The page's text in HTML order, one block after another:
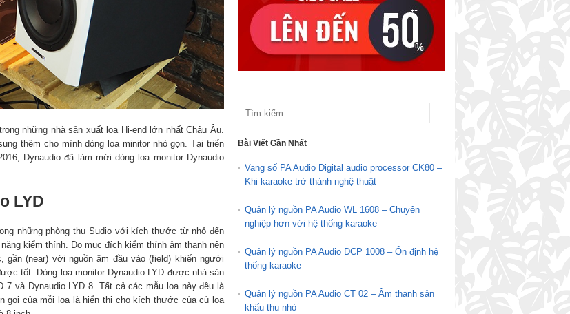
những nhà sản xuất loa Hi-end lớn nhất Châu Âu.
thêm cho mình dòng loa minitor nhỏ gọn. Tại triển
Dynaudio đã làm mới dòng loa monitor Dynaudio
LYD
những phòng thu Sudio với kích thước từ nhỏ đến
kiểm thính. Do mục đích kiểm thính âm thanh nên
(near) với nguồn âm đầu vào (field) khiến người
tốt. Dòng loa monitor Dynaudio LYD được nhà sản
7 và Dynaudio LYD 8. Tất cả các mẫu loa này đều là
gọi của mỗi loa là hiển thị cho kích thước của củ loa
Bài Viết Gần Nhất
Vang số PA Audio Digital audio processor CK80 –
Khi karaoke trở thành nghệ thuật
Quản lý nguồn PA Audio WL 1608 – Chuyên
nghiệp hơn với hệ thống karaoke
Quản lý nguồn PA Audio DCP 1008 – Ổn định hệ
thống karaoke
Quản lý nguồn PA Audio CT 02 – Âm thanh sân
khấu thu nhỏ